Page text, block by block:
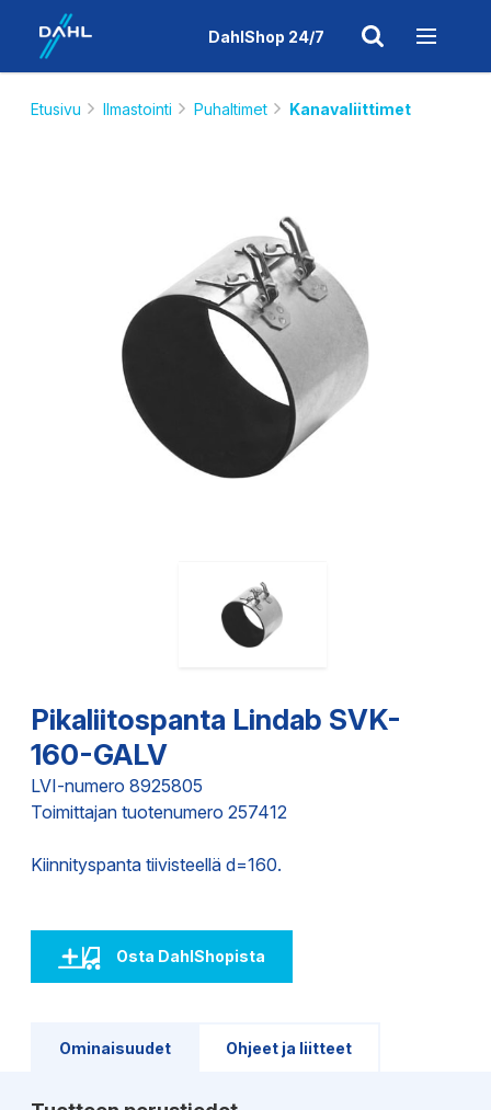
DahlShop 24/7
Etusivu Ilmastointi Puhaltimet Kanavaliittimet
Pikaliitospanta Lindab SVK-
160-GALV
LVI-numero 8925805
Toimittajan tuotenumero 257412
Kiinnityspanta tiivisteellä d=160.
Osta DahlShopista
Ominaisuudet Ohjeet ja liitteet